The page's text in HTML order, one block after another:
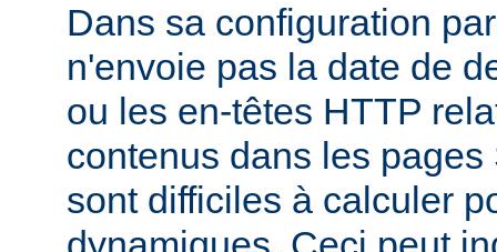
Dans sa configuration
n'envoie pas la date de
ou les en-têtes HTTP
contenus dans les
sont difficiles à calculer